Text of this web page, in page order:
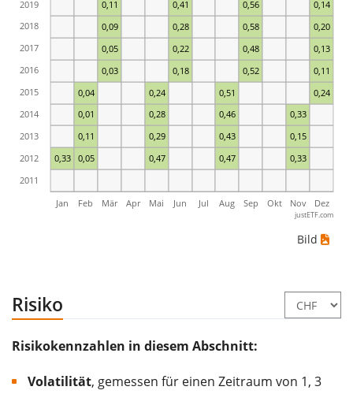
0,33 0,05 0,47 0,47 0,33
0,11 0,29 0,43 0,15
0,01 0,28 0,46 0,33
0,04 0,24 0,51 0,24
0,03 0,18 0,52 0,11
0,05 0,22 0,48 0,13
0,09 0,28 0,58 0,20
0,11 0,41 0,56 0,14
Jan Feb Mär Apr Mai Jun Jul Aug Sep Okt Nov Dez
2011
2012
2013
2014
2015
2016
2017
2018
2019
justETF.com
Bild
Risiko
Risikokennzahlen in diesem Abschnitt:
Volatilität, gemessen für einen Zeitraum von 1, 3